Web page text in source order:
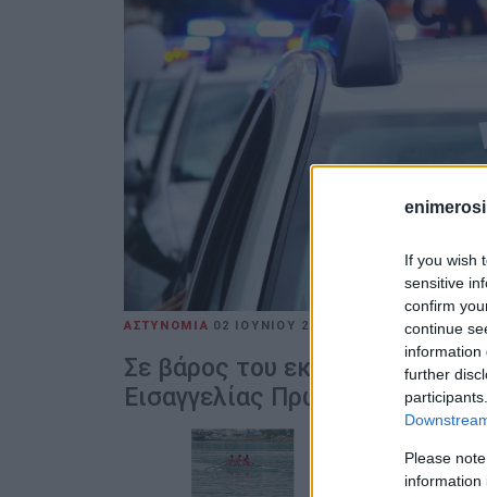
If you wish
sensitive
confirm
continue
information
further
Please
information
ΑΣΤΥΝΟΜΙΑ 02 ΙΟΥΝΊΟΥ 2026
Σε βάρος του εκκρεμούσε
Εισαγγελίας Πρωτοδικών